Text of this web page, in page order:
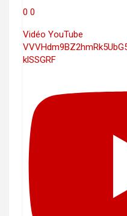
0 0
Vidéo YouTube
klSSGRF